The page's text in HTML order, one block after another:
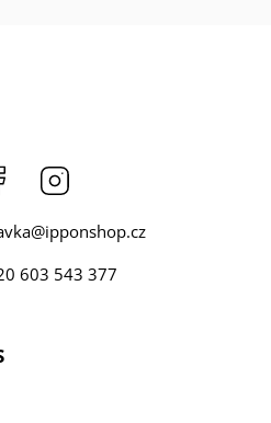
Facebook
@ipponshop.cz
603 543 377